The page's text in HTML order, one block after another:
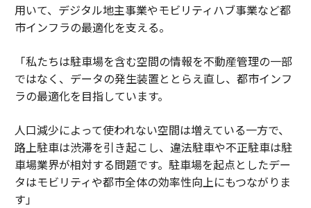
用いて、デジタル地主事業やモビリティハブ事業など都
市インフラの最適化を支える。
「私たちは駐車場を含む空間の情報を不動産管理の一部
ではなく、データの発生装置ととらえ直し、都市インフ
ラの最適化を目指しています。
人口減少によって使われない空間は増えている一方で、
路上駐車は渋滞を引き起こし、違法駐車や不正駐車は駐
車場業界が相対する問題です。駐車場を起点としたデー
タはモビリティや都市全体の効率性向上にもつながりま
す」